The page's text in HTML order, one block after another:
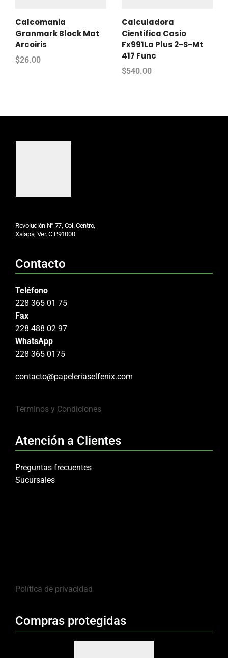
Calcomania
Granmark Block Mat
Arcoiris
$26.00
Calculadora
Cientifica Casio
Fx991La Plus 2-S-Mt
417 Func
$540.00
Revolución N° 77, Col. Centro,
Xalapa, Ver. C.P.91000
Contacto
Teléfono
228 365 01 75
Fax
228 488 02 97
WhatsApp
228 365 0175
contacto@papeleriaselfenix.com
Términos y Condiciones
Atención a Clientes
Preguntas frecuentes
Sucursales
Política de privacidad
Compras protegidas